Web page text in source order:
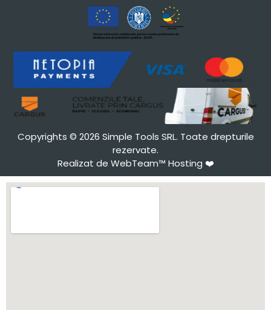
Copyrights © 2026 Simple Tools SRL. Toate drepturile
rezervate.
Realizat de WebTeam™ Hosting ❤️